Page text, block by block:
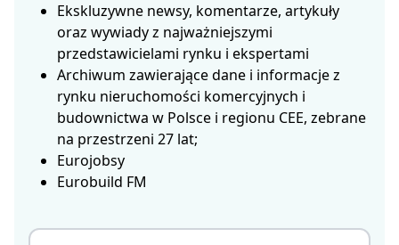
Ekskluzywne newsy, komentarze, artykuły
oraz wywiady z najważniejszymi
przedstawicielami rynku i ekspertami
Archiwum zawierające dane i informacje z
rynku nieruchomości komercyjnych i
budownictwa w Polsce i regionu CEE, zebrane
na przestrzeni 27 lat;
Eurojobsy
Eurobuild FM